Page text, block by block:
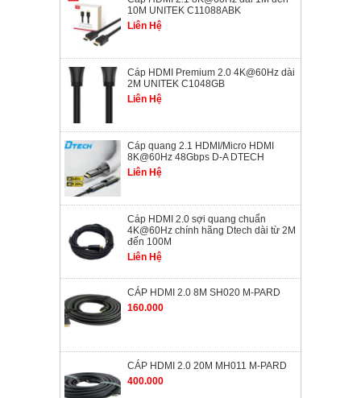
10M UNITEK C11088ABK
Liên Hệ
Cáp HDMI Premium 2.0 4K@60Hz dài
2M UNITEK C1048GB
Liên Hệ
Cáp quang 2.1 HDMI/Micro HDMI
8K@60Hz 48Gbps D-A DTECH
Liên Hệ
Cáp HDMI 2.0 sợi quang chuẩn
4K@60Hz chính hãng Dtech dài từ 2M
đến 100M
Liên Hệ
CÁP HDMI 2.0 8M SH020 M-PARD
160.000
CÁP HDMI 2.0 20M MH011 M-PARD
400.000